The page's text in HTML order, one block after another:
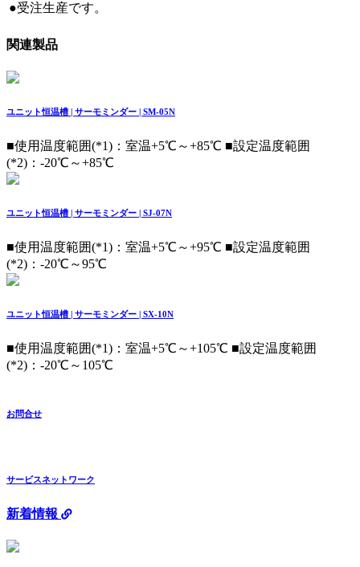
●受注生産です。
関連製品
ユニット恒温槽 | サーモミンダー | SM-05N
■使用温度範囲(*1)：室温+5℃～+85℃ ■設定温度範囲
(*2)：-20℃～+85℃
ユニット恒温槽 | サーモミンダー | SJ-07N
■使用温度範囲(*1)：室温+5℃～+95℃ ■設定温度範囲
(*2)：-20℃～95℃
ユニット恒温槽 | サーモミンダー | SX-10N
■使用温度範囲(*1)：室温+5℃～+105℃ ■設定温度範囲
(*2)：-20℃～105℃
お問合せ
サービスネットワーク
新着情報